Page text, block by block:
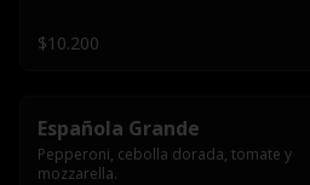
$10.200
Española Grande
Pepperoni, cebolla dorada, tomate y
mozzarella.